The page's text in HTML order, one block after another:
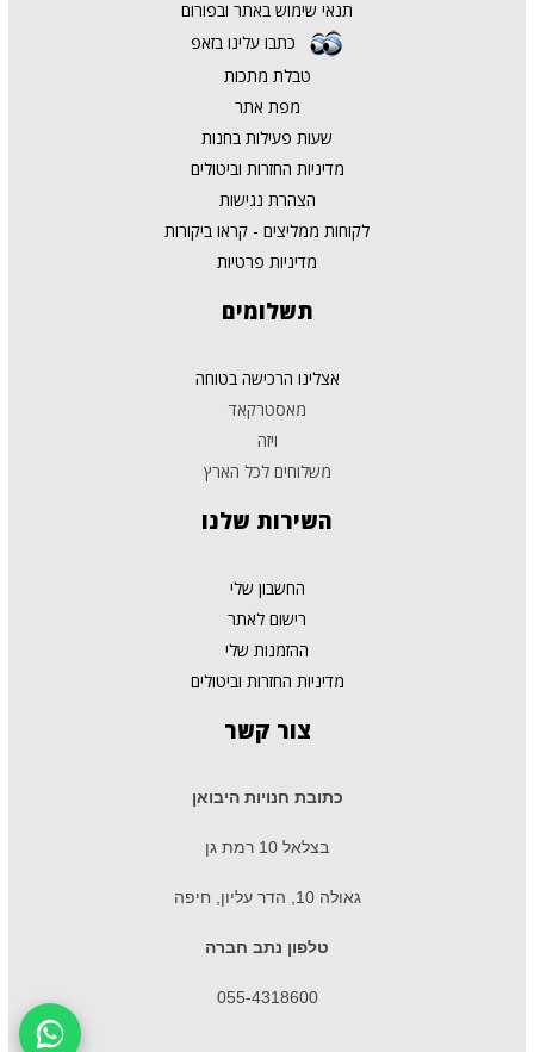
תנאי שימוש באתר ובפורום
כתבו עלינו בזאפ
טבלת מתכות
מפת אתר
שעות פעילות בחנות
מדיניות החזרות וביטולים
הצהרת נגישות
לקוחות ממליצים - קראו ביקורות
מדיניות פרטיות
תשלומים
אצלינו הרכישה בטוחה
מאסטרקאד
ויזה
משלוחים לכל הארץ
השירות שלנו
החשבון שלי
רישום לאתר
ההזמנות שלי
מדיניות החזרות וביטולים
צור קשר
כתובת חנויות היבואן
בצלאל 10 רמת גן
גאולה 10, הדר עליון, חיפה
טלפון נתב חברה
055-4318600